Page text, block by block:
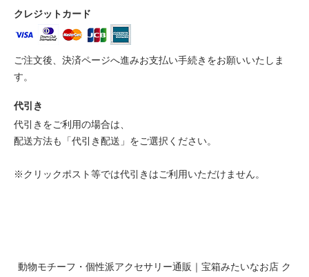
クレジットカード
ご注文後、決済ページへ進みお支払い手続きをお願いいたしま
す。
代引き
代引きをご利用の場合は、
配送方法も「代引き配送」をご選択ください。
※クリックポスト等では代引きはご利用いただけません。
動物モチーフ・個性派アクセサリー通販｜宝箱みたいなお店 ク